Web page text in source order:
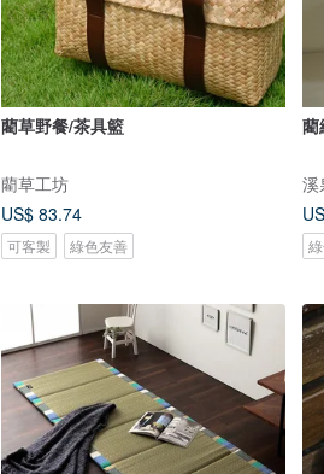
藺草野餐/茶具籃
藺草工坊
US$ 83.74
可客製 綠色友善
藺
溪